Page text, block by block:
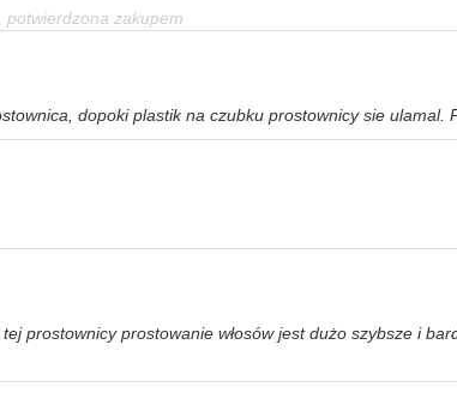
potwierdzona zakupem
dopoki plastik na czubku prostownicy sie ulamal.
prostownicy prostowanie włosów jest dużo szybsze i